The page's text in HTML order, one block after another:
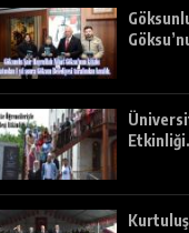
sonra
Etkinliği.